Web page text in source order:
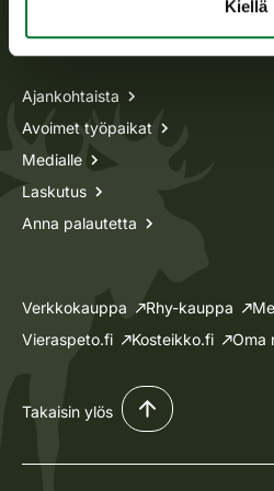
Kiellä
Tietoa meistä
Ajankohtaista
Avoimet työpaikat
Medialle
Laskutus
Anna palautetta
Verkkokauppa Rhy-kauppa
Vieraspeto.fi
Kosteikko.fi Oma
Takaisin ylös